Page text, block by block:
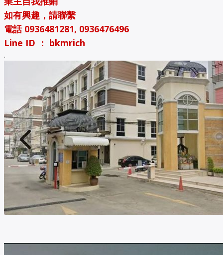
如有興趣，請聯繫
電話 0936481281, 0936476496
Line ID ： bkmrich
.